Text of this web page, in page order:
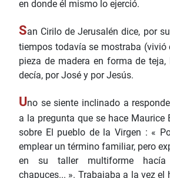
en donde él mismo lo ejerció.
San Cirilo de Jerusalén dice, por
tiempos todavía se mostraba (vivió
pieza de madera en forma de teja,
decía, por José y por Jesús.
Uno se siente inclinado a
a la pregunta que se hace Maurice
sobre El pueblo de la Virgen : «
emplear un término familiar, pero
en su taller multiforme
chapuces... ». Trabajaba a la vez el